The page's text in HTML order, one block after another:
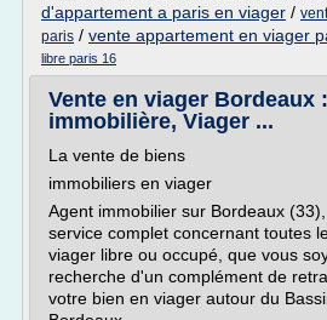
d'appartement a paris en viager /
paris / vente appartement en viager
libre paris 16
Vente en viager Bordeaux
immobilière, Viager ...
La vente de biens
immobiliers en viager
Agent immobilier sur Bordeaux
service complet concernant toutes
viager libre ou occupé, que vous
recherche d'un complément de
votre bien en viager autour du